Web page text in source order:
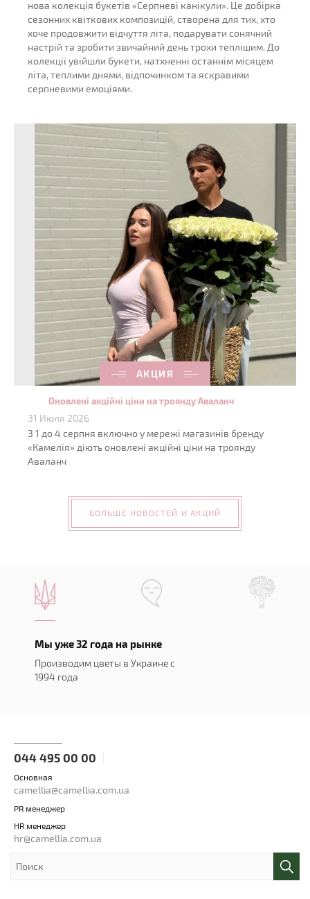
нова колекція букетів «Серпневі канікули». Це добірка
сезонних квіткових композицій, створена для тих, хто
хоче продовжити відчуття літа, подарувати сонячний
настрій та зробити звичайний день трохи теплішим. До
колекції увійшли букети, натхненні останнім місяцем
літа, теплими днями, відпочинком та яскравими
серпневими емоціями.
АКЦИЯ
Оновлені акційні ціни на троянду Аваланч
31 Июля 2026
З 1 до 4 серпня включно у мережі магазинів бренду
«Камелія» діють оновлені акційні ціни на троянду
Аваланч
БОЛЬШЕ НОВОСТЕЙ И АКЦИЙ
Мы уже 32 года на рынке
Производим цветы в Украине с
1994 года
044 495 00 00
Основная
camellia@camellia.com.ua
PR менеджер
HR менеджер
hr@camellia.com.ua